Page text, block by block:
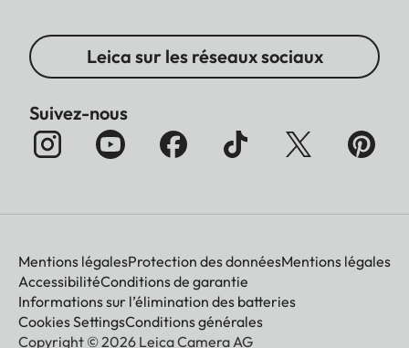
Leica sur les réseaux sociaux
Suivez-nous
Mentions légalesProtection des donnéesMentions légales
AccessibilitéConditions de garantie
Informations sur l’élimination des batteries
Cookies SettingsConditions générales
Copyright © 2026 Leica Camera AG